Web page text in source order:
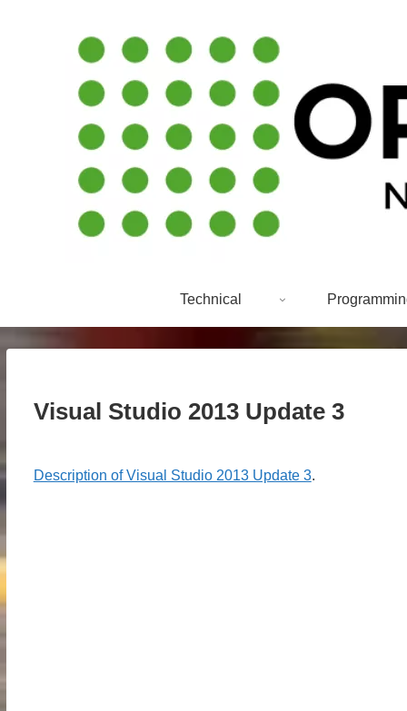
Technical
Visual Studio 2013 Update 3
Description of Visual Studio 2013 Update 3.